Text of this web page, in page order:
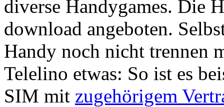
diverse Handygames. Die
download angeboten.
Handy noch nicht trennen
Telelino etwas: So ist es
SIM mit zugehörigem